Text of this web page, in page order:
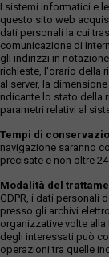
I sistemi informatici e
questo sito web
dati personali la cui
comunicazione di
gli indirizzi in
richieste, l'orario della
al server, la
ndicante lo stato della
parametri relativi al
Tempi di
navigazione saranno
precisate e non oltre
Modalità del
GDPR, i dati personali
presso gli archivi
organizzative volte
degli interessati può
operazioni tra quelle